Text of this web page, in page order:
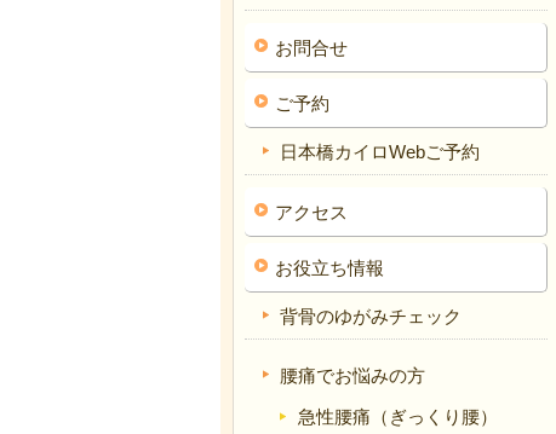
お問合せ
ご予約
日本橋カイロWebご予約
アクセス
お役立ち情報
背骨のゆがみチェック
腰痛でお悩みの方
急性腰痛（ぎっくり腰）